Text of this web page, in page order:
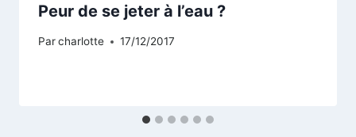
Peur de se jeter à l’eau ?
Parcharlotte 17/12/2017